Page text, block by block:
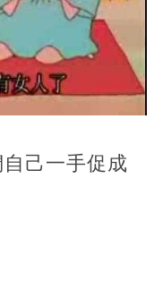
己一手促成